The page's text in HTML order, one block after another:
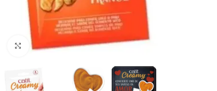
Haga clic para ampliar